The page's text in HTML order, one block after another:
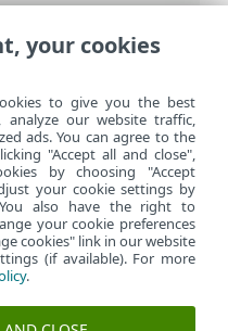
ESET PROTECT
効にする
your cookies
to give you the best
analyze our website traffic,
ads. You can agree to the
"Accept all and close",
by choosing "Accept
your cookie settings by
also have the right to
your cookie preferences
cookies" link in our website
(if available). For more
.